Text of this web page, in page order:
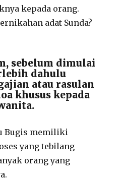
kepada orang.
adat Sunda?
sebelum dimulai
dahulu
atau rasulan
khusus kepada
Bugis memiliki
yang tebilang
orang yang